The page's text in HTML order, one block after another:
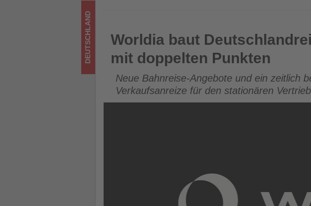
Worldia baut Deutschlandreisen aus und belohnt
DEUTSCHLAND
Worldia baut
mit doppelten Punkten
Neue Bahnreise-Angebote und ein zeitlich
Verkaufsanreize für den stationären Vertrieb